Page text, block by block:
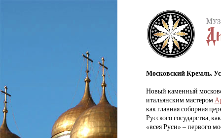
Московский Кремль.
Новый каменный
итальянским мастером
как главная соборная
Русского государства,
«всея Руси» – первого